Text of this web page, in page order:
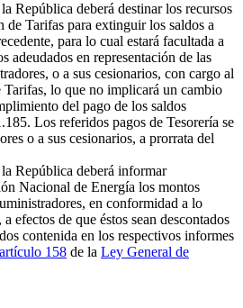
República deberá destinar los recursos
Tarifas para extinguir los saldos a
para lo cual estará facultada a
adeudados en representación de las
o a sus cesionarios, con cargo al
lo que no implicará un cambio
del pago de los saldos
Los referidos pagos de Tesorería se
o a sus cesionarios, a prorrata del
República deberá informar
Nacional de Energía los montos
en conformidad a lo
efectos de que éstos sean descontados
contenida en los respectivos informes
artículo 158 de la Ley General de